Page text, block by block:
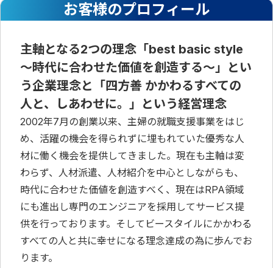
お客様のプロフィール
主軸となる2つの理念「best basic style
～時代に合わせた価値を創造する～」とい
う企業理念と「四方善 かかわるすべての
人と、しあわせに。」という経営理念
2002年7月の創業以来、主婦の就職支援事業をはじ
め、活躍の機会を得られずに埋もれていた優秀な人
材に働く機会を提供してきました。現在も主軸は変
わらず、人材派遣、人材紹介を中心としながらも、
時代に合わせた価値を創造すべく、現在はRPA領域
にも進出し専門のエンジニアを採用してサービス提
供を行っております。そしてビースタイルにかかわる
すべての人と共に幸せになる理念達成の為に歩んでお
ります。